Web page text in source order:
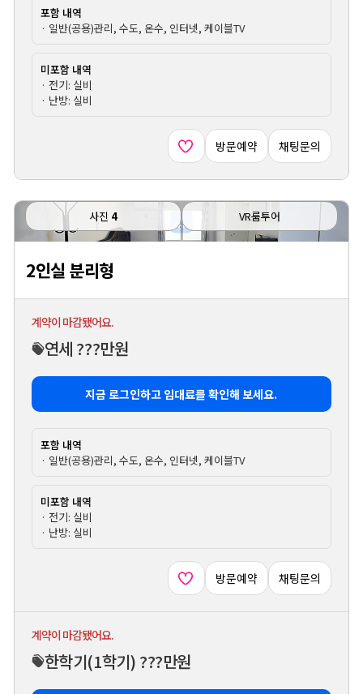
포함 내역
· 일반(공용)관리, 수도, 온수, 인터넷, 케이블TV
미포함 내역
· 전기: 실비
· 난방: 실비
방문예약 채팅문의
사진 4 VR룸투어
2인실 분리형
계약이 마감됐어요.
연세 ???만원
지금 로그인하고 임대료를 확인해 보세요.
포함 내역
· 일반(공용)관리, 수도, 온수, 인터넷, 케이블TV
미포함 내역
· 전기: 실비
· 난방: 실비
방문예약 채팅문의
계약이 마감됐어요.
한학기(1학기) ???만원